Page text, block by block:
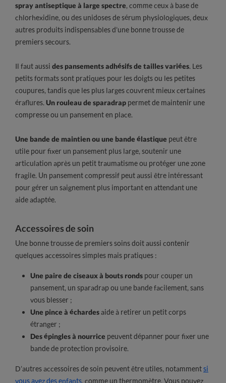
spray antiseptique à large spectre, comme ceux à base de
chlorhexidine, ou des unidoses de sérum physiologiques, deux
autres produits indispensables d’une bonne trousse de
premiers secours.
Il faut aussi des pansements adhésifs de tailles variées. Les
petits formats sont pratiques pour les doigts ou les petites
coupures, tandis que les plus larges couvrent mieux certaines
éraflures. Un rouleau de sparadrap permet de maintenir une
compresse ou un pansement en place.
Une bande de maintien ou une bande élastique peut être
utile pour fixer un pansement plus large, soutenir une
articulation après un petit traumatisme ou protéger une zone
fragile. Un pansement compressif peut aussi être intéressant
pour gérer un saignement plus important en attendant une
aide adaptée.
Accessoires de soin
Une bonne trousse de premiers soins doit aussi contenir
quelques accessoires simples mais pratiques :
Une paire de ciseaux à bouts ronds pour couper un
pansement, un sparadrap ou une bande facilement, sans
vous blesser ;
Une pince à échardesaide à retirer un petit corps
étranger ;
Des épingles à nourrice peuvent dépanner pour fixer une
bande de protection provisoire.
D’autres accessoires de soin peuvent être utiles, notammentsi
vous avez des enfants, comme un thermomètre. Vous pouvez